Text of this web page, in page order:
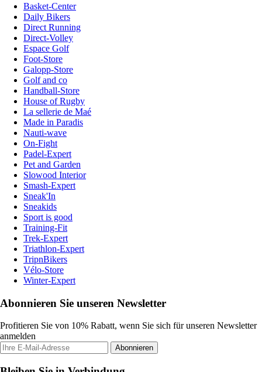
Basket-Center
Daily Bikers
Direct Running
Direct-Volley
Espace Golf
Foot-Store
Galopp-Store
Golf and co
Handball-Store
House of Rugby
La sellerie de Maé
Made in Paradis
Nauti-wave
On-Fight
Padel-Expert
Pet and Garden
Slowood Interior
Smash-Expert
Sneak'In
Sneakids
Sport is good
Training-Fit
Trek-Expert
Triathlon-Expert
TripnBikers
Vélo-Store
Winter-Expert
Abonnieren Sie unseren Newsletter
Profitieren Sie von 10% Rabatt, wenn Sie sich für unseren Newsletter
anmelden
Abonnieren